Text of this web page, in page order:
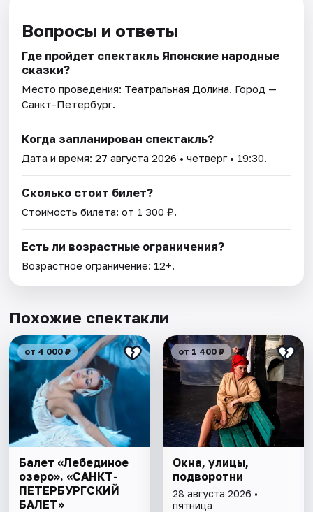
Вопросы и ответы
Где пройдет спектакль Японские народные
сказки?
Место проведения: Театральная Долина. Город —
Санкт-Петербург.
Когда запланирован спектакль?
Дата и время:27 августа 2026 • четверг • 19:30.
Сколько стоит билет?
Стоимость билета: от 1 300 ₽.
Есть ли возрастные ограничения?
Возрастное ограничение: 12+.
Похожие спектакли
от 4 000 ₽
Балет «Лебединое
озеро». «САНКТ-
ПЕТЕРБУРГСКИЙ
БАЛЕТ»
от 1 400 ₽
Окна, улицы,
подворотни
28 августа 2026 •
пятница